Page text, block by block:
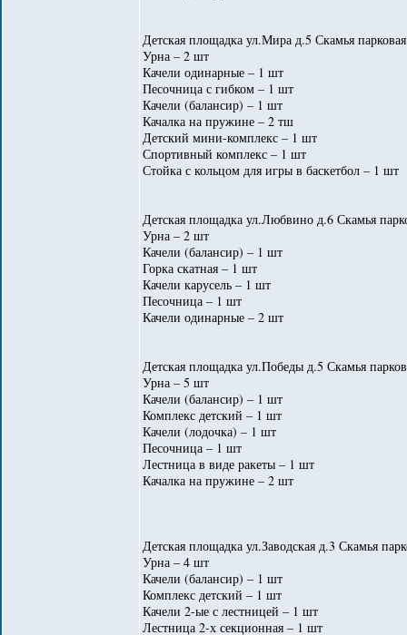
Детская площадка ул.Мира д.5 Скамья
Урна – 2 шт
Качели одинарные – 1 шт
Песочница с гибком – 1 шт
Качели (балансир) – 1 шт
Качалка на пружине – 2 тш
Детский мини-комплекс – 1 шт
Спортивный комплекс – 1 шт
Стойка с кольцом для игры в баскетбол – 1 шт
Детская площадка ул.Любвино д.6 Скамья
Урна – 2 шт
Качели (балансир) – 1 шт
Горка скатная – 1 шт
Качели карусель – 1 шт
Песочница – 1 шт
Качели одинарные – 2 шт
Детская площадка ул.Победы д.5 Скамья
Урна – 5 шт
Качели (балансир) – 1 шт
Комплекс детский – 1 шт
Качели (лодочка) – 1 шт
Песочница – 1 шт
Лестница в виде ракеты – 1 шт
Качалка на пружине – 2 шт
Детская площадка ул.Заводская д.3 Скамья
Урна – 4 шт
Качели (балансир) – 1 шт
Комплекс детский – 1 шт
Качели 2-ые с лестницей – 1 шт
Лестница 2-х секционная – 1 шт